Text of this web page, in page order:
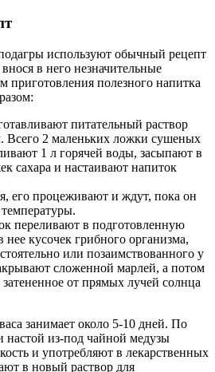
используют обычный рецепт
в него незначительные
приготовления полезного напитка
питательный раствор
Всего 2 маленьких ложки сушеных
1 л горячей воды, засыпают в
сахара и настаивают напиток
его процеживают и ждут, пока он
переливают в подготовленную
кусочек грибного организма,
или позаимствованного у
сложенной марлей, а потом
затененное от прямых лучей солнца
занимает около 5-10 дней. По
настой из-под чайной медузы
и употребляют в лекарственных
в новый раствор для